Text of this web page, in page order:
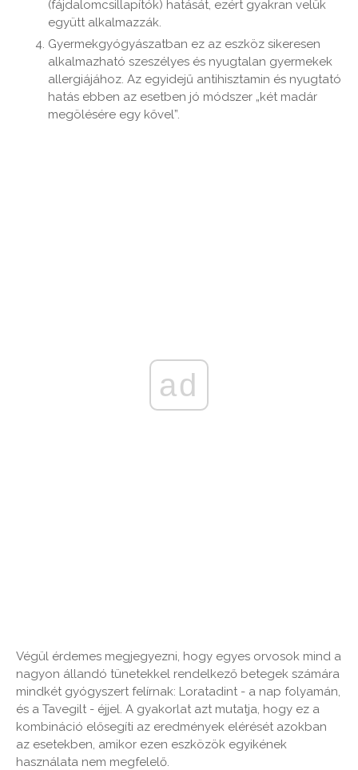
(fájdalomcsillapítók) hatását, ezért gyakran velük
együtt alkalmazzák.
Gyermekgyógyászatban ez az eszköz sikeresen
alkalmazható szeszélyes és nyugtalan gyermekek
allergiájához. Az egyidejű antihisztamin és nyugtató
hatás ebben az esetben jó módszer „két madár
megölésére egy kővel”.
ad
Végül érdemes megjegyezni, hogy egyes orvosok mind a
nagyon állandó tünetekkel rendelkező betegek számára
mindkét gyógyszert felírnak: Loratadint - a nap folyamán,
és a Tavegilt - éjjel. A gyakorlat azt mutatja, hogy ez a
kombináció elősegíti az eredmények elérését azokban
az esetekben, amikor ezen eszközök egyikének
használata nem megfelelő.